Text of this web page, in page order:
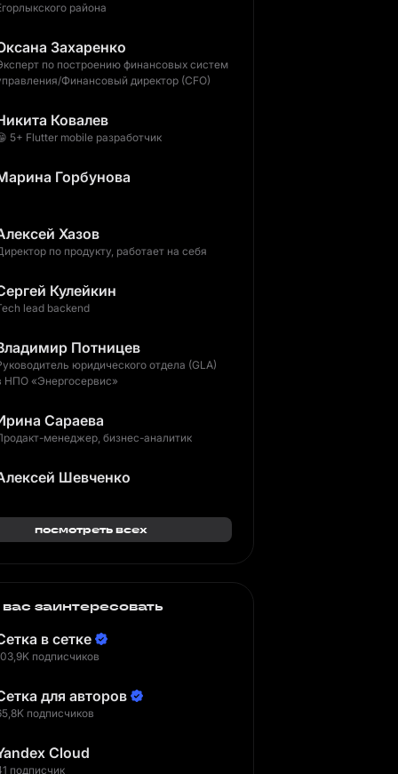
района
Захаренко
по построению финансовых систем
Финансовый директор (CFO)
Ковалев
5+ Flutter mobile разработчик
Горбунова
Хазов
по продукту, работает на себя
Кулейкин
lead backend
Потницев
юридического отдела (GLA)
НПО «Энергосервис»
Сараева
менеджер, бизнес-аналитик
Шевченко
посмотреть всех
заинтересовать
в сетке
подписчиков
для авторов
подписчиков
Cloud
подписчик